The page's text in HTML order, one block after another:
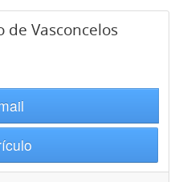
de Vasconcelos